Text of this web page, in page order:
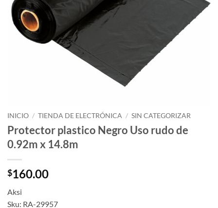
INICIO / TIENDA DE ELECTRÓNICA / SIN CATEGORIZAR
Protector plastico Negro Uso rudo de
0.92m x 14.8m
$160.00
Aksi
Sku: RA-29957